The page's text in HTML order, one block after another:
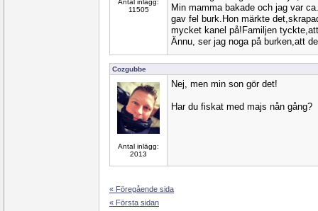
Antal inlägg:
11505
Min mamma bakade och jag var
gav fel burk.Hon märkte
mycket kanel på!Familjen
Ännu, ser jag noga på burken,att
Cozgubbe
Antal inlägg:
2013
Nej, men min son gör det!
Har du fiskat med majs nån gång?
« Föregående sida
« Första sidan